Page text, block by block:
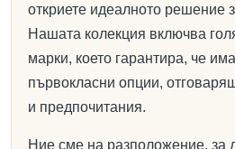
откриете идеалното решение
Нашата колекция включва
марки, което гарантира, че
първокласни опции,
и предпочитания.
Ние сме на разположение, за